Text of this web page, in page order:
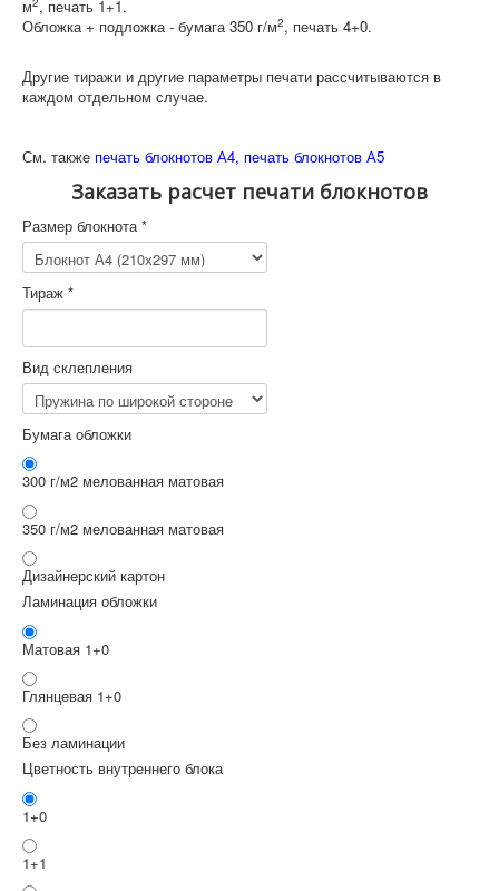
м , печать 1+1.
Обложка + подложка - бумага 350 г/м2, печать 4+0.
Другие тиражи и другие параметры печати рассчитываются в
каждом отдельном случае.
См. также печать блокнотов А4, печать блокнотов А5
Заказать расчет печати блокнотов
Размер блокнота*
Тираж *
Вид склепления
Бумага обложки
300 г/м2 мелованная матовая
350 г/м2 мелованная матовая
Дизайнерский картон
Ламинация обложки
Матовая 1+0
Глянцевая 1+0
Без ламинации
Цветность внутреннего блока
1+0
1+1